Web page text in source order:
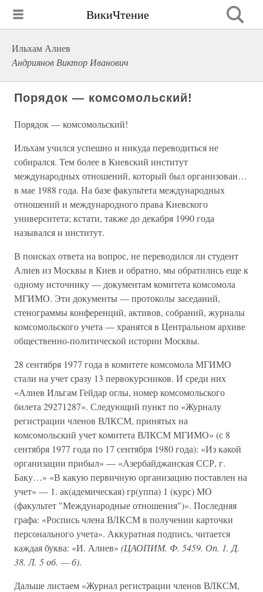
ВикиЧтение
Ильхам Алиев
Андриянов Виктор Иванович
Порядок — комсомольский!
Порядок — комсомольский!
Ильхам учился успешно и никуда переводиться не
собирался. Тем более в Киевский институт
международных отношений, который был организован…
в мае 1988 года. На базе факультета международных
отношений и международного права Киевского
университета; кстати, также до декабря 1990 года
назывался и институт.
В поисках ответа на вопрос, не переводился ли студент
Алиев из Москвы в Киев и обратно, мы обратились еще к
одному источнику — документам комитета комсомола
МГИМО. Эти документы — протоколы заседаний,
стенограммы конференций, активов, собраний, журналы
комсомольского учета — хранятся в Центральном архиве
общественно-политической истории Москвы.
28 сентября 1977 года в комитете комсомола МГИМО
стали на учет сразу 13 первокурсников. И среди них
«Алиев Ильгам Гейдар оглы, номер комсомольского
билета 29271287». Следующий пункт по «Журналу
регистрации членов ВЛКСМ, принятых на
комсомольский учет комитета ВЛКСМ МГИМО» (с 8
сентября 1977 года по 17 сентября 1980 года): «Из какой
организации прибыл» — «Азербайджанская ССР, г.
Баку…» «В какую первичную организацию поставлен на
учет» — 1. ак(адемическая) гр(уппа) 1 (курс) МО
(факультет "Международные отношения")». Последняя
графа: «Роспись члена ВЛКСМ в получении карточки
персонального учета». Аккуратная подпись, читается
каждая буква: «И. Алиев» (ЦАОПИМ. Ф. 5459. Оп. 1. Д.
38. Л. 5 об. — б).
Дальше листаем «Журнал регистрации членов ВЛКСМ,